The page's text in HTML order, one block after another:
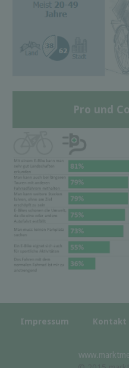
Pro und
Impressum Kontakt